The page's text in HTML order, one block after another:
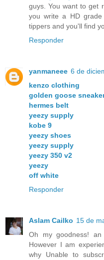
guys. You want to get
you write a HD
tippers and you'll find
Responder
yanmaneee 6 de
kenzo clothing
golden goose
hermes belt
yeezy supply
kobe 9
yeezy shoes
yeezy supply
yeezy 350 v2
yeezy
off white
Responder
Aslam Cailko 15 de
Oh my goodness!
However I am
why Unable to